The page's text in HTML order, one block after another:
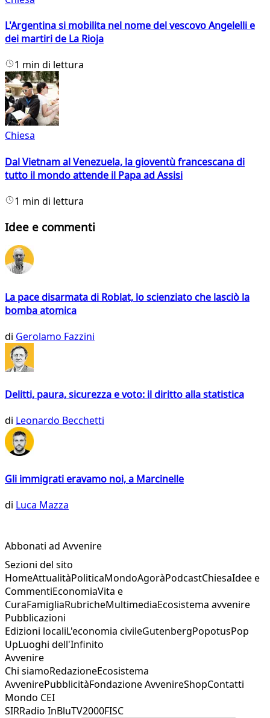
L'Argentina si mobilita nel nome del vescovo Angelelli e
dei martiri de La Rioja
1 min di lettura
Chiesa
Dal Vietnam al Venezuela, la gioventù francescana di
tutto il mondo attende il Papa ad Assisi
1 min di lettura
Idee e commenti
La pace disarmata di Roblat, lo scienziato che lasciò la
bomba atomica
di Gerolamo Fazzini
Delitti, paura, sicurezza e voto: il diritto alla statistica
di Leonardo Becchetti
Gli immigrati eravamo noi, a Marcinelle
di Luca Mazza
Abbonati ad Avvenire
Sezioni del sito
HomeAttualitàPoliticaMondoAgoràPodcastChiesaIdee e
CommentiEconomiaVita e
CuraFamigliaRubricheMultimediaEcosistema avvenire
Pubblicazioni
Edizioni localiL'economia civileGutenbergPopotusPop
UpLuoghi dell'Infinito
Avvenire
Chi siamoRedazioneEcosistema
AvvenirePubblicitàFondazione AvvenireShopContatti
Mondo CEI
SIRRadio InBluTV2000FISC